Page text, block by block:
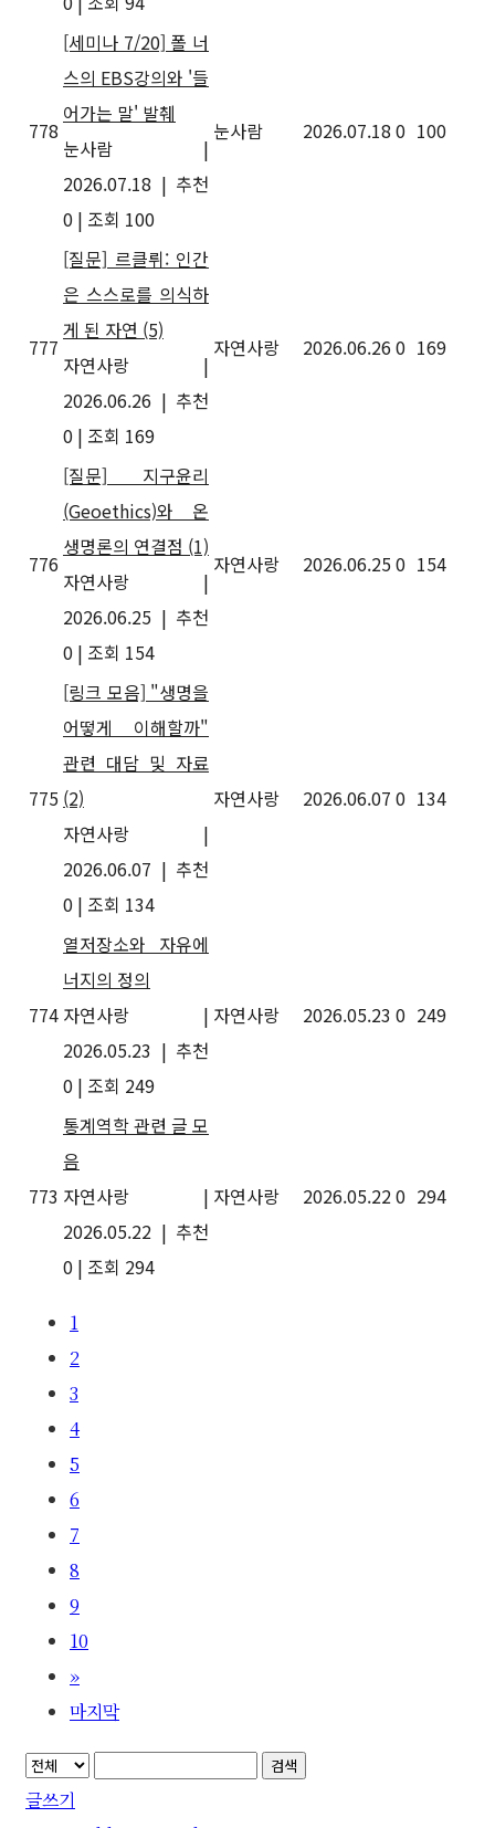
778
[세미나 7/20] 폴 너
스의 EBS강의와 '들
어가는 말' 발췌
눈사람
|
2026.07.18 | 추천
0 | 조회 100
눈사람 2026.07.18 0 100
777
[질문] 르클뤼: 인간
은 스스로를 의식하
게 된 자연 (5)
자연사랑
|
2026.06.26 | 추천
0 | 조회 169
자연사랑 2026.06.26 0 169
776
[질문] 지구윤리
(Geoethics)와 온
생명론의 연결점 (1)
자연사랑
|
2026.06.25 | 추천
0 | 조회 154
자연사랑 2026.06.25 0 154
775
[링크 모음] "생명을
어떻게 이해할까"
관련 대담 및 자료
(2)
자연사랑
|
2026.06.07 | 추천
0 | 조회 134
자연사랑 2026.06.07 0 134
774
열저장소와 자유에
너지의 정의
자연사랑
|
2026.05.23 | 추천
0 | 조회 249
자연사랑 2026.05.23 0 249
773
통계역학 관련 글 모
음
자연사랑
|
2026.05.22 | 추천
0 | 조회 294
자연사랑 2026.05.220 294
1
2
3
4
5
6
7
8
9
10
»
마지막
검색
글쓰기